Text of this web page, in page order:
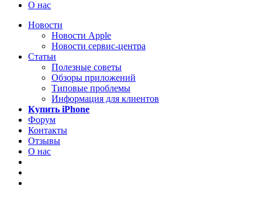
О нас
Новости
Новости Apple
Новости сервис-центра
Статьи
Полезные советы
Обзоры приложений
Типовые проблемы
Информация для клиентов
Купить iPhone
Форум
Контакты
Отзывы
О нас